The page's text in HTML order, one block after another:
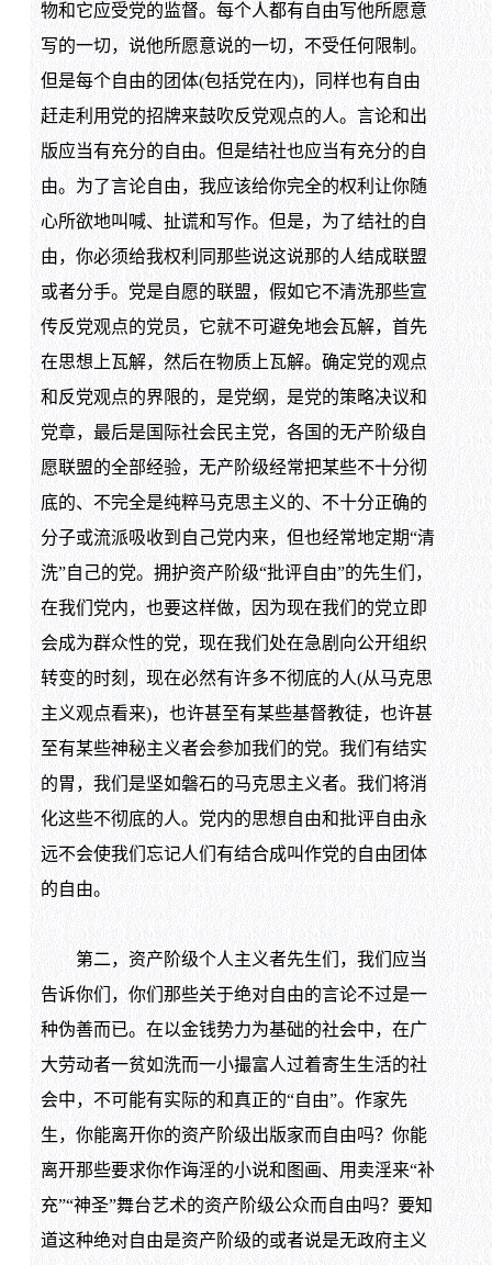
物和它应受党的监督。每个人都有自由写他所愿意
写的一切，说他所愿意说的一切，不受任何限制。
但是每个自由的团体(包括党在内)，同样也有自由
赶走利用党的招牌来鼓吹反党观点的人。言论和出
版应当有充分的自由。但是结社也应当有充分的自
由。为了言论自由，我应该给你完全的权利让你随
心所欲地叫喊、扯谎和写作。但是，为了结社的自
由，你必须给我权利同那些说这说那的人结成联盟
或者分手。党是自愿的联盟，假如它不清洗那些宣
传反党观点的党员，它就不可避免地会瓦解，首先
在思想上瓦解，然后在物质上瓦解。确定党的观点
和反党观点的界限的，是党纲，是党的策略决议和
党章，最后是国际社会民主党，各国的无产阶级自
愿联盟的全部经验，无产阶级经常把某些不十分彻
底的、不完全是纯粹马克思主义的、不十分正确的
分子或流派吸收到自己党内来，但也经常地定期“清
洗”自己的党。拥护资产阶级“批评自由”的先生们，
在我们党内，也要这样做，因为现在我们的党立即
会成为群众性的党，现在我们处在急剧向公开组织
转变的时刻，现在必然有许多不彻底的人(从马克思
主义观点看来)，也许甚至有某些基督教徒，也许甚
至有某些神秘主义者会参加我们的党。我们有结实
的胃，我们是坚如磐石的马克思主义者。我们将消
化这些不彻底的人。党内的思想自由和批评自由永
远不会使我们忘记人们有结合成叫作党的自由团体
的自由。
第二，资产阶级个人主义者先生们，我们应当
告诉你们，你们那些关于绝对自由的言论不过是一
种伪善而已。在以金钱势力为基础的社会中，在广
大劳动者一贫如洗而一小撮富人过着寄生生活的社
会中，不可能有实际的和真正的“自由”。作家先
生，你能离开你的资产阶级出版家而自由吗？你能
离开那些要求你作诲淫的小说和图画、用卖淫来“补
充”“神圣”舞台艺术的资产阶级公众而自由吗？要知
道这种绝对自由是资产阶级的或者说是无政府主义